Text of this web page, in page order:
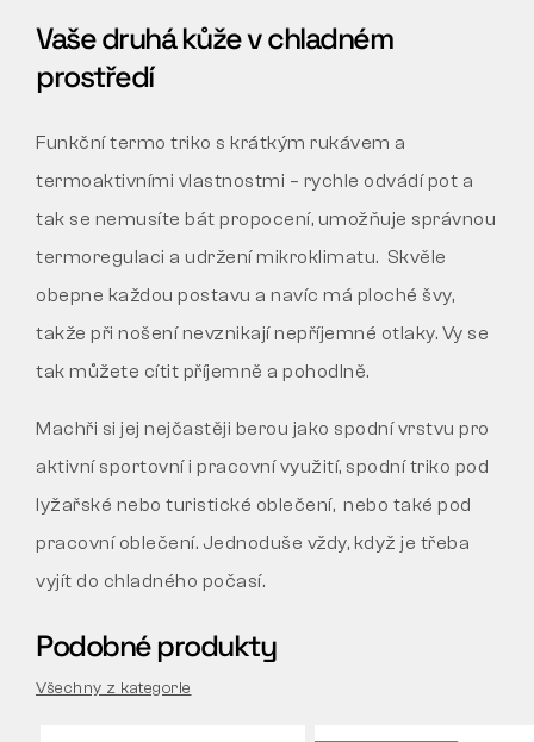
Vaše druhá kůže v chladném
prostředí
Funkční termo triko s krátkým rukávem a
termoaktivními vlastnostmi – rychle odvádí pot a
tak se nemusíte bát propocení, umožňuje správnou
termoregulaci a udržení mikroklimatu. Skvěle
obepne každou postavu a navíc má ploché švy,
takže při nošení nevznikají nepříjemné otlaky. Vy se
tak můžete cítit příjemně a pohodlně.
Machři si jej nejčastěji berou jako spodní vrstvu pro
aktivní sportovní i pracovní využití, spodní triko pod
lyžařské nebo turistické oblečení, nebo také pod
pracovní oblečení. Jednoduše vždy, když je třeba
vyjít do chladného počasí.
Podobné produkty
Všechny z kategorie